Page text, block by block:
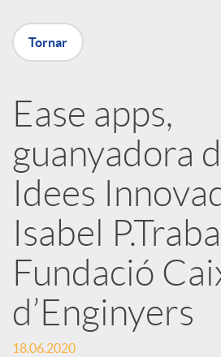
X
a
r
x
e
s
S
Tornar
Ease apps,
guanyadora
Idees
Isabel
Fundació
d’Enginyers
18.06.2020